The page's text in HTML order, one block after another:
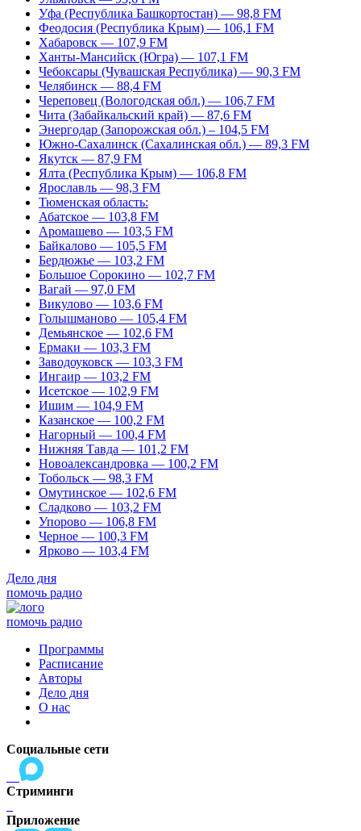
Уфа (Республика Башкортостан) — 98,8 FM
Феодосия (Республика Крым) — 106,1 FM
Хабаровск — 107,9 FM
Ханты-Мансийск (Югра) — 107,1 FM
Чебоксары (Чувашская Республика) — 90,3 FM
Челябинск — 88,4 FM
Череповец (Вологодская обл.) — 106,7 FM
Чита (Забайкальский край) — 87,6 FM
Энергодар (Запорожская обл.) – 104,5 FM
Южно-Сахалинск (Сахалинская обл.) — 89,3 FM
Якутск — 87,9 FM
Ялта (Республика Крым) — 106,8 FM
Ярославль — 98,3 FM
Тюменская область:
Абатское — 103,8 FM
Аромашево — 103,5 FM
Байкалово — 105,5 FM
Бердюжье — 103,2 FM
Большое Сорокино — 102,7 FM
Вагай — 97,0 FM
Викулово — 103,6 FM
Голышманово — 105,4 FM
Демьянское — 102,6 FM
Ермаки — 103,3 FM
Заводоуковск — 103,3 FM
Ингаир — 103,2 FM
Исетское — 102,9 FM
Ишим — 104,9 FM
Казанское — 100,2 FM
Нагорный — 100,4 FM
Нижняя Тавда — 101,2 FM
Новоалександровка — 100,2 FM
Тобольск — 98,3 FM
Омутинское — 102,6 FM
Сладково — 103,2 FM
Упорово — 106,8 FM
Черное — 100,3 FM
Ярково — 103,4 FM
Дело дня
помочь радио
помочь радио
Программы
Расписание
Авторы
Дело дня
О нас
Социальные сети
Стриминги
Приложение